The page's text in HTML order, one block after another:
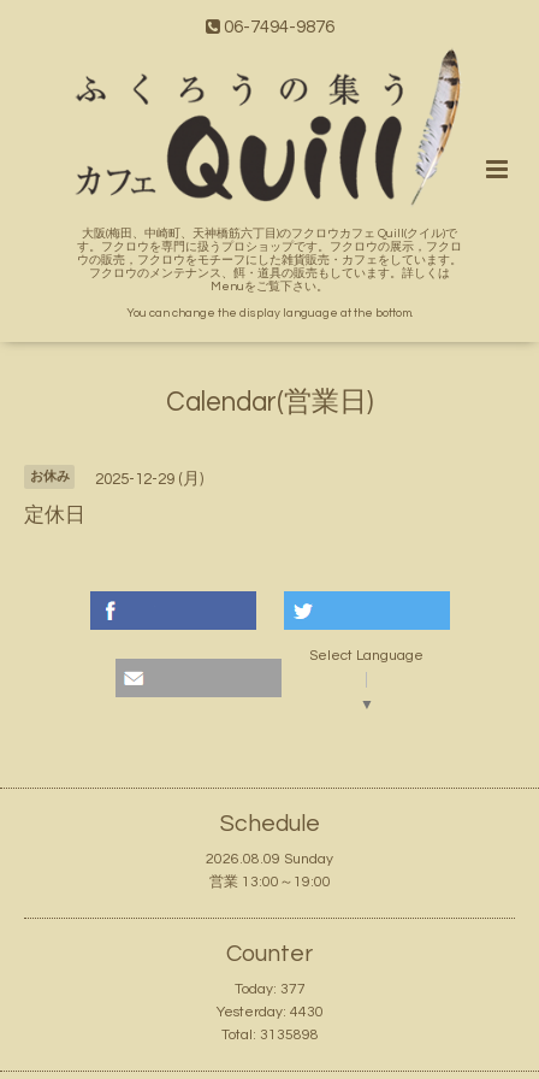
06-7494-9876
大阪(梅田、中崎町、天神橋筋六丁目)のフクロウカフェ Quill(クイル)で
す。フクロウを専門に扱うプロショップです。フクロウの展示，フクロ
ウの販売，フクロウをモチーフにした雑貨販売・カフェをしています。
フクロウのメンテナンス、餌・道具の販売もしています。詳しくは
Menuをご覧下さい。
You can change the display language at the bottom.
Calendar(営業日)
お休み 2025-12-29 (月)
定休日
Select Language
▼
Schedule
2026.08.09 Sunday
営業 13:00～19:00
Counter
Today: 377
Yesterday: 4430
Total: 3135898